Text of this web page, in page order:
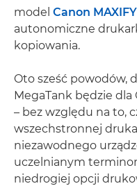
model Canon
autonomiczne
kopiowania.
Oto sześć powodów,
MegaTank będzie
– bez względu na to,
wszechstronnej
niezawodnego
uczelnianym
niedrogiej opcji